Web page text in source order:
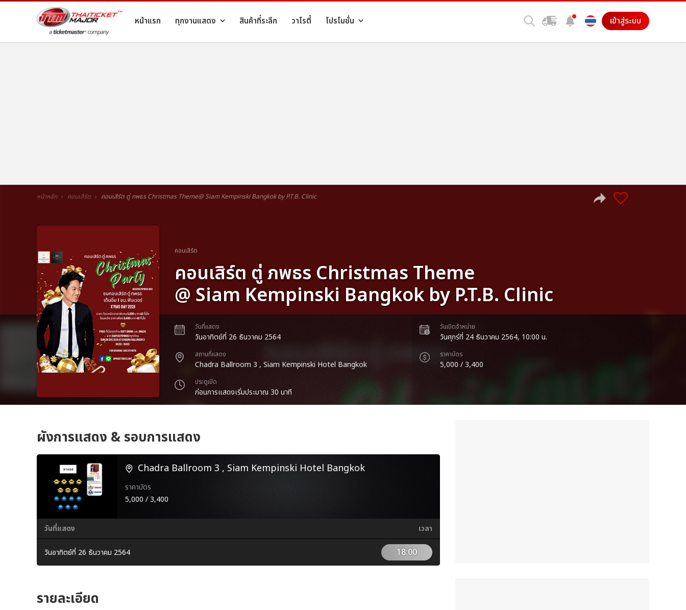
หน้าแรก ทุกงานแสดง สินค้าที่ระลึก วาไรตี้ โปรโมชั่น เข้าสู่ระบบ
หน้าหลัก คอนเสิร์ต คอนเสิร์ต ตู่ ภพธร Christmas Theme@ Siam Kempinski Bangkok by P.T.B. Clinic
คอนเสิร์ต
คอนเสิร์ต ตู่ ภพธร Christmas Theme
@ Siam Kempinski Bangkok by P.T.B. Clinic
วันที่แสดง
วันอาทิตย์ที่ 26 ธันวาคม 2564
สถานที่แสดง
Chadra Ballroom 3 , Siam Kempinski Hotel Bangkok
ประตูเปิด
ก่อนการแสดงเริ่มประมาณ 30 นาที
วันเปิดจำหน่าย
วันศุกร์ที่ 24 ธันวาคม 2564, 10:00 น.
ราคาบัตร
5,000 / 3,400
ผังการแสดง & รอบการแสดง
Chadra Ballroom 3 , Siam Kempinski Hotel Bangkok
ราคาบัตร
5,000 / 3,400
วันที่แสดง เวลา
วันอาทิตย์ที่ 26 ธันวาคม 2564 18:00
รายละเอียด